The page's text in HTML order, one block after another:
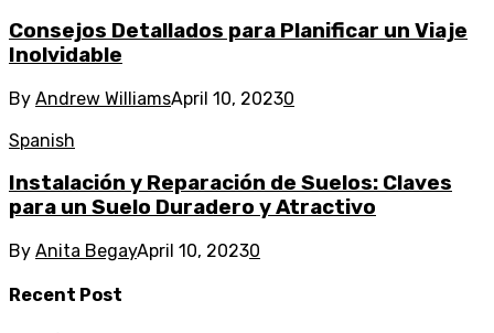
Consejos Detallados para Planificar un Viaje
Inolvidable
By Andrew WilliamsApril 10, 20230
Spanish
Instalación y Reparación de Suelos: Claves
para un Suelo Duradero y Atractivo
By Anita BegayApril 10, 20230
Recent Post